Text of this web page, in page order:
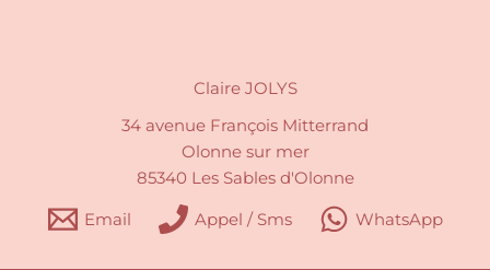
Claire JOLYS
34 avenue François Mitterrand
Olonne sur mer
85340 Les Sables d'Olonne
Email Appel / Sms WhatsApp